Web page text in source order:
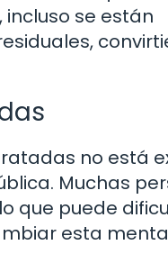
se están
no está
Muchas
que puede
esta